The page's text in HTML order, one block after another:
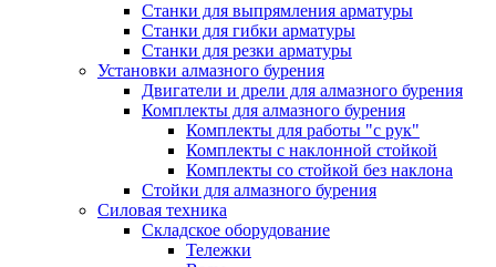
Станки для выпрямления арматуры
Станки для гибки арматуры
Станки для резки арматуры
Установки алмазного бурения
Двигатели и дрели для алмазного бурения
Комплекты для алмазного бурения
Комплекты для работы "с рук"
Комплекты с наклонной стойкой
Комплекты со стойкой без наклона
Стойки для алмазного бурения
Силовая техника
Складское оборудование
Тележки